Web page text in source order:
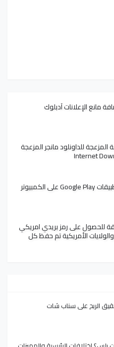
مانع الإعلانات آدبلوك
للداونلود مانجر المزعجة
Internet
طريقة تحميل تطبيقات Google Play على الكمبيوتر
للحصول على رمز بريدي امريكي
الأمريكية تم حفظ كل
الربح على سناب شات